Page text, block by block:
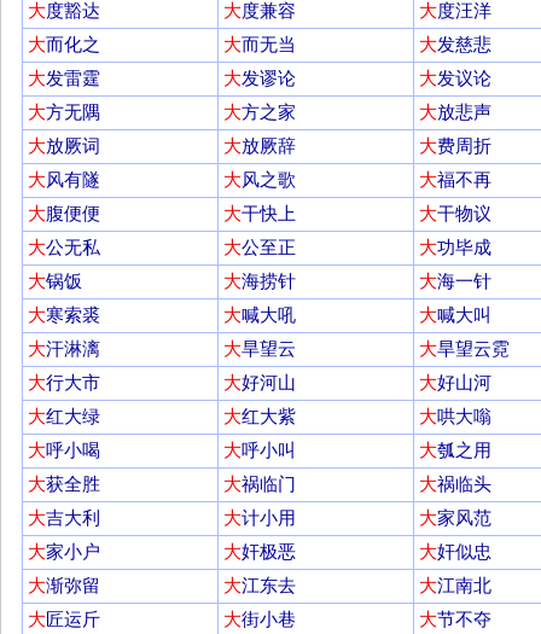
大度豁达 大度兼容 大度汪洋
大而化之 大而无当 大发慈悲
大发雷霆 大发谬论 大发议论
大方无隅 大方之家 大放悲声
大放厥词 大放厥辞 大费周折
大风有隧 大风之歌 大福不再
大腹便便 大干快上 大干物议
大公无私 大公至正 大功毕成
大锅饭 大海捞针 大海一针
大寒索裘 大喊大吼 大喊大叫
大汗淋漓 大旱望云 大旱望云霓
大行大市 大好河山 大好山河
大红大绿 大红大紫 大哄大嗡
大呼小喝 大呼小叫 大瓠之用
大获全胜 大祸临门 大祸临头
大吉大利 大计小用 大家风范
大家小户 大奸极恶 大奸似忠
大渐弥留 大江东去 大江南北
大匠运斤 大街小巷 大节不夺